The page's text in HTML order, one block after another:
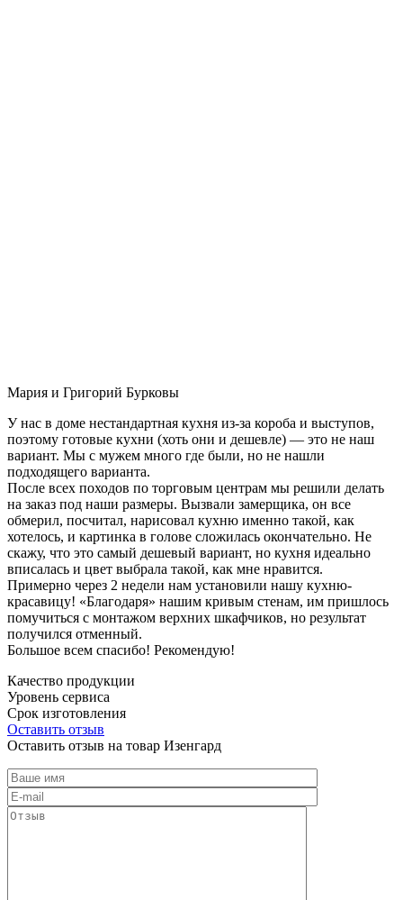
Мария и Григорий Бурковы
У нас в доме нестандартная кухня из-за короба и выступов,
поэтому готовые кухни (хоть они и дешевле) — это не наш
вариант. Мы с мужем много где были, но не нашли
подходящего варианта.
После всех походов по торговым центрам мы решили делать
на заказ под наши размеры. Вызвали замерщика, он все
обмерил, посчитал, нарисовал кухню именно такой, как
хотелось, и картинка в голове сложилась окончательно. Не
скажу, что это самый дешевый вариант, но кухня идеально
вписалась и цвет выбрала такой, как мне нравится.
Примерно через 2 недели нам установили нашу кухню-
красавицу! «Благодаря» нашим кривым стенам, им пришлось
помучиться с монтажом верхних шкафчиков, но результат
получился отменный.
Большое всем спасибо! Рекомендую!
Качество продукции
Уровень сервиса
Срок изготовления
Оставить отзыв
Оставить отзыв на товар Изенгард